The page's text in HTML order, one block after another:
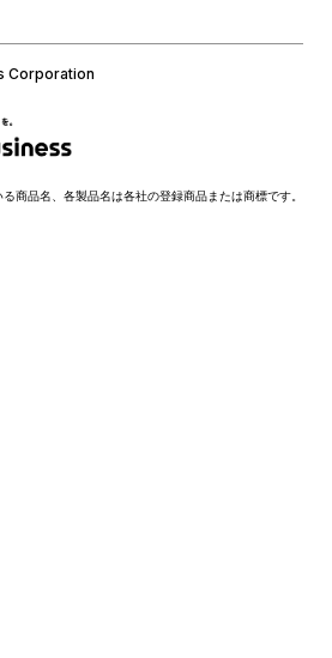
Corporation
商品名、各製品名は各社の登録商品または商標です。